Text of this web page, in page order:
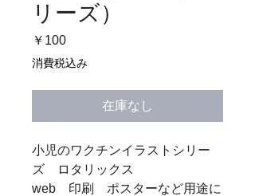
リーズ）
￥100価
格
消費税込み
在庫なし
小児のワクチンイラストシリー
ズ ロタリックス
web 印刷 ポスターなど用途に